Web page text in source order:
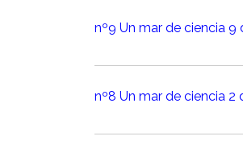
nº9 Un mar de ciencia 9
nº8 Un mar de ciencia 2